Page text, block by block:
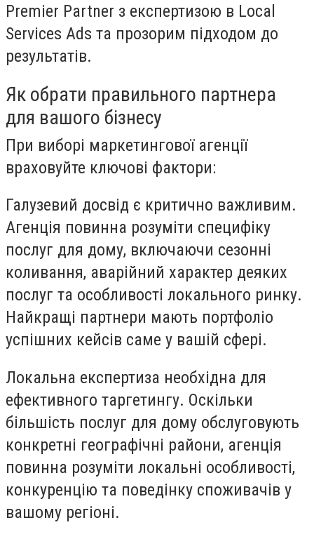
Premier Partner з експертизою в Local
Services Ads та прозорим підходом до
результатів.
Як обрати правильного партнера
для вашого бізнесу
При виборі маркетингової агенції
враховуйте ключові фактори:
Галузевий досвід є критично важливим.
Агенція повинна розуміти специфіку
послуг для дому, включаючи сезонні
коливання, аварійний характер деяких
послуг та особливості локального ринку.
Найкращі партнери мають портфоліо
успішних кейсів саме у вашій сфері.
Локальна експертиза необхідна для
ефективного таргетингу. Оскільки
більшість послуг для дому обслуговують
конкретні географічні райони, агенція
повинна розуміти локальні особливості,
конкуренцію та поведінку споживачів у
вашому регіоні.